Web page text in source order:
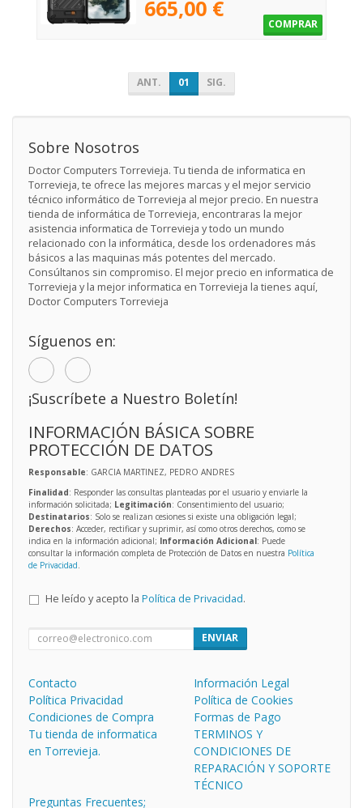
665,00 €
COMPRAR
ANT. 01 SIG.
Sobre Nosotros
Doctor Computers Torrevieja. Tu tienda de informatica en
Torrevieja, te ofrece las mejores marcas y el mejor servicio
técnico informático de Torrevieja al mejor precio. En nuestra
tienda de informática de Torrevieja, encontraras la mejor
asistencia informatica de Torrevieja y todo un mundo
relacionado con la informática, desde los ordenadores más
básicos a las maquinas más potentes del mercado.
Consúltanos sin compromiso. El mejor precio en informatica de
Torrevieja y la mejor informatica en Torrevieja la tienes aquí,
Doctor Computers Torrevieja
Síguenos en:
¡Suscríbete a Nuestro Boletín!
INFORMACIÓN BÁSICA SOBRE
PROTECCIÓN DE DATOS
Responsable: GARCIA MARTINEZ, PEDRO ANDRES
Finalidad: Responder las consultas planteadas por el usuario y enviarle la
información solicitada; Legitimación: Consentimiento del usuario;
Destinatarios: Solo se realizan cesiones si existe una obligación legal;
Derechos: Acceder, rectificar y suprimir, así como otros derechos, como se
indica en la información adicional; Información Adicional: Puede
consultar la información completa de Protección de Datos en nuestra Política
de Privacidad.
He leído y acepto la Política de Privacidad.
ENVIAR
Contacto
Información Legal
Política Privacidad
Política de Cookies
Condiciones de Compra
Formas de Pago
Tu tienda de informatica
en Torrevieja.
TERMINOS Y
CONDICIONES DE
REPARACIÓN Y SOPORTE
TÉCNICO
Preguntas Frecuentes;